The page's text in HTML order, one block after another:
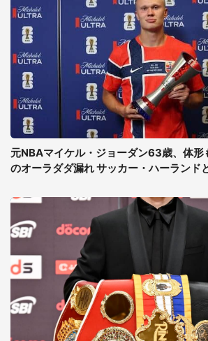
元NBAマイケル・ジョーダン63歳、体形
のオーラダダ漏れ サッカー・ハーランド